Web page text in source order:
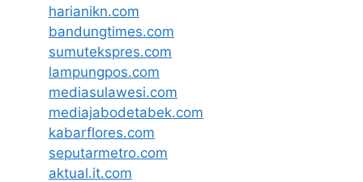
harianikn.com
bandungtimes.com
sumutekspres.com
lampungpos.com
mediasulawesi.com
mediajabodetabek.com
kabarflores.com
seputarmetro.com
aktual.it.com